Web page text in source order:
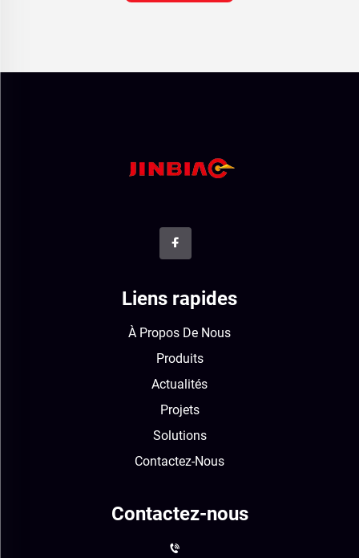
Liens rapides
À Propos De Nous
Produits
Actualités
Projets
Solutions
Contactez-Nous
Contactez-nous